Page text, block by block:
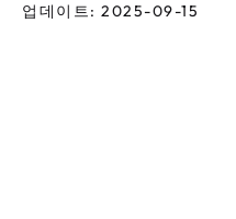
업데이트: 2025-09-15